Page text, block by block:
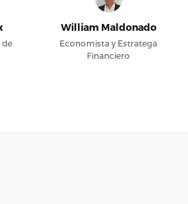
de
William Maldonado
Economista y Estratega
Financiero